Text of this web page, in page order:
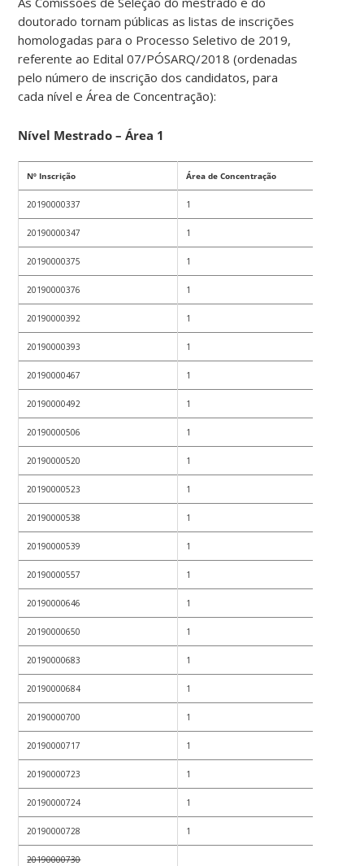
doutorado tornam públicas as listas de inscrições
homologadas para o Processo Seletivo de 2019,
referente ao Edital 07/PÓSARQ/2018 (ordenadas
pelo número de inscrição dos candidatos, para
cada nível e Área de Concentração):
Nível Mestrado – Área 1
Nº Inscrição Área de Concentração
20190000337 1
20190000347 1
20190000375 1
20190000376 1
20190000392 1
20190000393 1
20190000467 1
20190000492 1
20190000506 1
20190000520 1
20190000523 1
20190000538 1
20190000539 1
20190000557 1
20190000646 1
20190000650 1
20190000683 1
20190000684 1
20190000700 1
20190000717 1
20190000723 1
20190000724 1
20190000728 1
20190000730